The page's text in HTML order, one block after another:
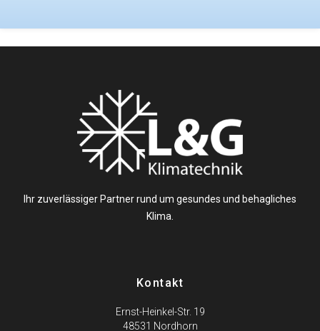
Ihr zuverlässiger Partner rund um gesundes und behagliches
Klima.
Kontakt
Ernst-Heinkel-Str. 19
48531 Nordhorn